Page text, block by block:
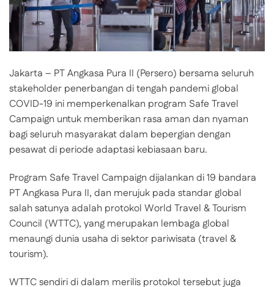
Jakarta – PT Angkasa Pura II (Persero) bersama seluruh
stakeholder penerbangan di tengah pandemi global
COVID-19 ini memperkenalkan program Safe Travel
Campaign untuk memberikan rasa aman dan nyaman
bagi seluruh masyarakat dalam bepergian dengan
pesawat di periode adaptasi kebiasaan baru.
Program Safe Travel Campaign dijalankan di 19 bandara
PT Angkasa Pura II, dan merujuk pada standar global
salah satunya adalah protokol World Travel & Tourism
Council (WTTC), yang merupakan lembaga global
menaungi dunia usaha di sektor pariwisata (travel &
tourism).
WTTC sendiri di dalam merilis protokol tersebut juga